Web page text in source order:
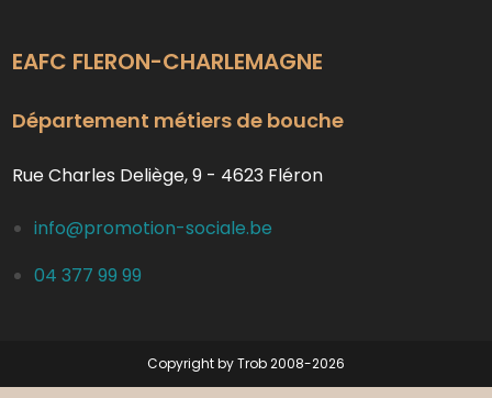
EAFC FLERON-CHARLEMAGNE
Département métiers de bouche
Rue Charles Deliège, 9 - 4623 Fléron
info@promotion-sociale.be
04 377 99 99
Copyright by Trob 2008-2026